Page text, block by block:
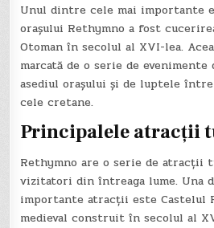
Unul dintre cele mai importante
orașului Rethymno a fost
Otoman în secolul al XVI-lea.
marcată de o serie de
asediul orașului și de luptele
cele cretane.
Principalele atracții
Rethymno are o serie de atracții
vizitatori din întreaga lume. Una
importante atracții este Castelul
medieval construit în secolul al